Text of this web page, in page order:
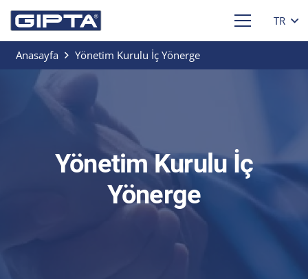
TR
Anasayfa Yönetim Kurulu İç Yönerge
Yönetim Kurulu İç
Yönerge